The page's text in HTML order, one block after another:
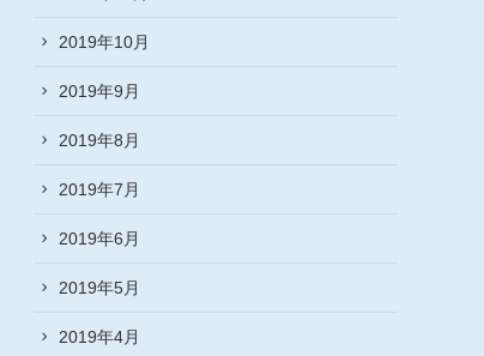
2019年10月
2019年9月
2019年8月
2019年7月
2019年6月
2019年5月
2019年4月